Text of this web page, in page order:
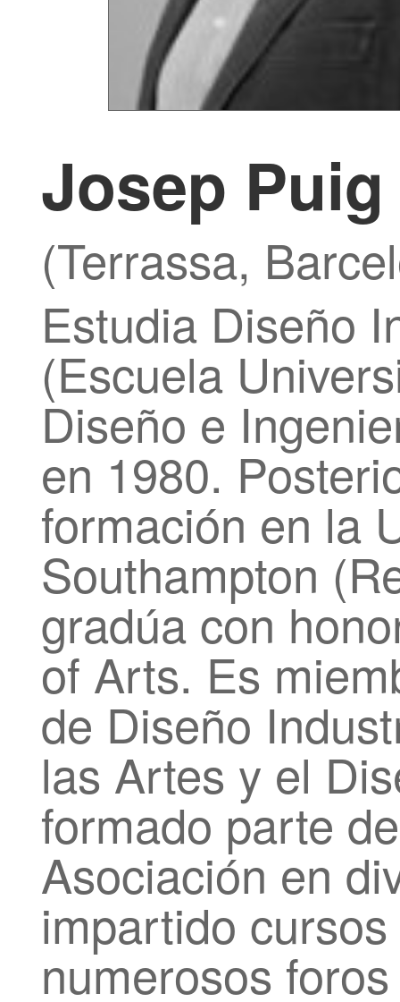
Josep Puig
(Terrassa,
Estudia Diseño
(Escuela
Diseño e
en 1980.
formación en la
Southampton
gradúa con
of Arts. Es
de Diseño
las Artes y el
formado parte
Asociación en
impartido
numerosos